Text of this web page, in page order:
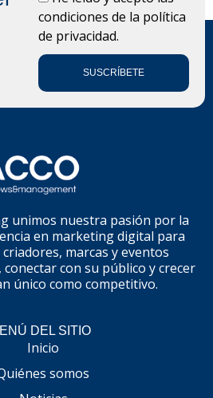
condiciones de la política
de privacidad.
SUSCRÍBETE
unimos nuestra pasión por la
en marketing digital para
marcas y eventos
con su público y crecer
único como competitivo.
DEL SITIO
Inicio
somos